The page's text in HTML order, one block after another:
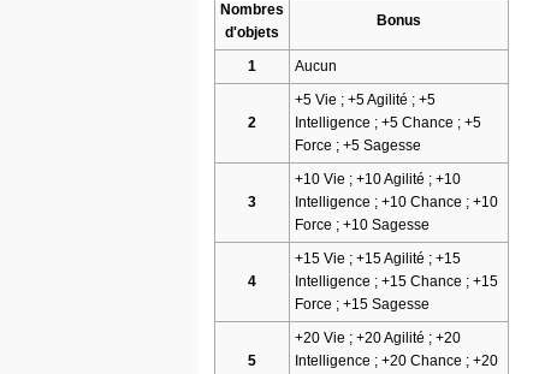
Nombres
d'objets
Bonus
1 Aucun
2
+5 Vie ; +5 Agilité ; +5
Intelligence ; +5 Chance ; +5
Force ; +5 Sagesse
3
+10 Vie ; +10 Agilité ; +10
Intelligence ; +10 Chance ; +10
Force ; +10 Sagesse
4
+15 Vie ; +15 Agilité ; +15
Intelligence ; +15 Chance ; +15
Force ; +15 Sagesse
5
+20 Vie ; +20 Agilité ; +20
Intelligence ; +20 Chance ; +20